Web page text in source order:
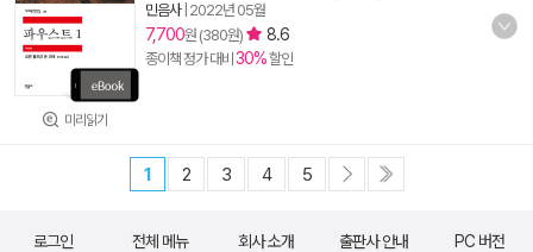
미리읽기
민음사| 2022년 05월
7,700원 (380원) 8.6
종이책 정가 대비 30%할인
1 2 3 4 5
로그인 전체 메뉴 회사 소개 출판사 안내 PC 버전